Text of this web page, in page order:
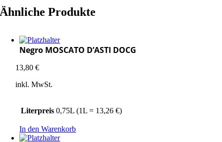
Ähnliche Produkte
Negro MOSCATO D’ASTI DOCG
13,80€
inkl. MwSt.
Literpreis 0,75L (1L = 13,26 €)
In den Warenkorb